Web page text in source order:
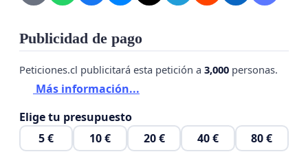
Publicidad de pago
Peticiones.cl publicitará esta petición a 3,000 personas.
Más información...
Elige tu presupuesto
5 €
10 € 20 € 40 € 80 €